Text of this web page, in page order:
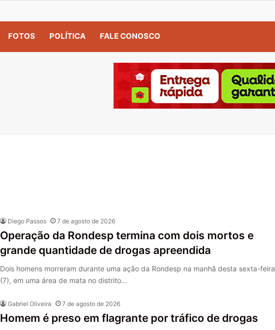
FOTOS POLÍTICA FALE CONOSCO
Diego Passos 7 de agosto de 2026
Operação da Rondesp termina com dois mortos e
grande quantidade de drogas apreendida
Dois homens morreram durante uma ação da Rondesp na manhã desta sexta-feira
(7), em uma área de mata no distrito…
Gabriel Oliveira 7 de agosto de 2026
Homem é preso em flagrante por tráfico de drogas